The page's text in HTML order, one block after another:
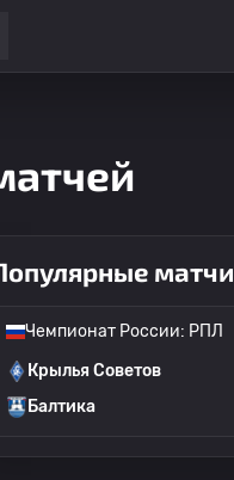
матчи
Чемпионат России: РПЛ
Крылья Советов
Балтика